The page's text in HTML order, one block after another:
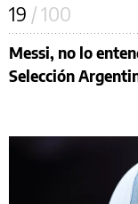
19 / 100
Messi, no lo
Selección